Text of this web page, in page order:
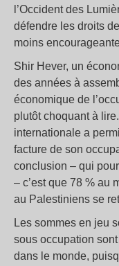
l’Occident des
défendre les droits
moins
Shir Hever, un
des années à
économique de
plutôt choquant à
internationale a
facture de son
conclusion – qui
– c’est que 78 % au
au Palestiniens se
Les sommes en jeu
sous occupation
dans le monde,